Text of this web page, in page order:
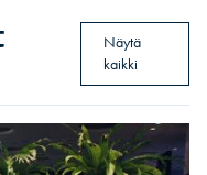
Näytä
kaikki